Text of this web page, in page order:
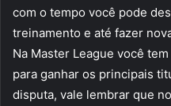
com o tempo você pode
treinamento e até fazer
Na Master League você
para ganhar os principais
disputa, vale lembrar que